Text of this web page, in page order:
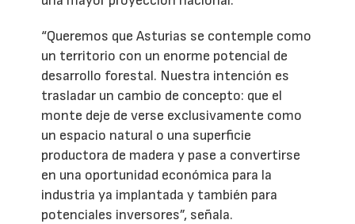
“Queremos que Asturias se contemple como
un territorio con un enorme potencial de
desarrollo forestal. Nuestra intención es
trasladar un cambio de concepto: que el
monte deje de verse exclusivamente como
un espacio natural o una superficie
productora de madera y pase a convertirse
en una oportunidad económica para la
industria ya implantada y también para
potenciales inversores”, señala.